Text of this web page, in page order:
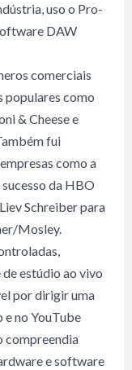
uso o Pro-
DAW
comerciais
populares como
& Cheese e
fui
como a
da HBO
Schreiber para
Mosley.
estúdio ao vivo
por dirigir uma
e no YouTube
compreendia
e software